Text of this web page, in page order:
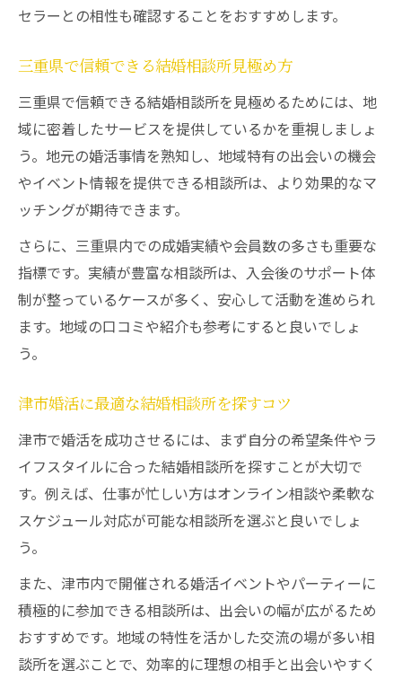
セラーとの相性も確認することをおすすめします。
三重県で信頼できる結婚相談所見極め方
三重県で信頼できる結婚相談所を見極めるためには、地
域に密着したサービスを提供しているかを重視しましょ
う。地元の婚活事情を熟知し、地域特有の出会いの機会
やイベント情報を提供できる相談所は、より効果的なマ
ッチングが期待できます。
さらに、三重県内での成婚実績や会員数の多さも重要な
指標です。実績が豊富な相談所は、入会後のサポート体
制が整っているケースが多く、安心して活動を進められ
ます。地域の口コミや紹介も参考にすると良いでしょ
う。
津市婚活に最適な結婚相談所を探すコツ
津市で婚活を成功させるには、まず自分の希望条件やラ
イフスタイルに合った結婚相談所を探すことが大切で
す。例えば、仕事が忙しい方はオンライン相談や柔軟な
スケジュール対応が可能な相談所を選ぶと良いでしょ
う。
また、津市内で開催される婚活イベントやパーティーに
積極的に参加できる相談所は、出会いの幅が広がるため
おすすめです。地域の特性を活かした交流の場が多い相
談所を選ぶことで、効率的に理想の相手と出会いやすく